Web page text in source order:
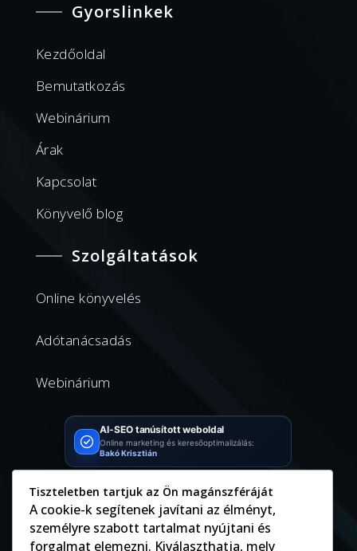
Gyorslinkek
Kezdőoldal
Bemutatkozás
Webinárium
Árak
Kapcsolat
Könyvelő blog
Szolgáltatások
Online könyvelés
Adótanácsadás
Webinárium
AI-SEO tanúsított weboldal
Online marketing és keresőoptimalizálás:
Bakó Krisztián
Kapcsolat
 8096 Sukoró, Körmös utca 79.
Tiszteletben tartjuk az Ön magánszféráját
A cookie-k segítenek javítani az élményt,
személyre szabott tartalmat nyújtani és
forgalmat elemezni. Kiválaszthatja, mely